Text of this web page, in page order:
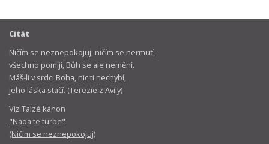
Citát
Ničím se neznepokojuj, ničím se nermuť,
všechno pomíjí, Bůh se ale nemění.
Máš-li v srdci Boha, nic ti nechybí,
jeho láska stačí. (Terezie z Avily)
Viz Taizé kánon
"Nada te turbe"
(Ničím se neznepokojuj)